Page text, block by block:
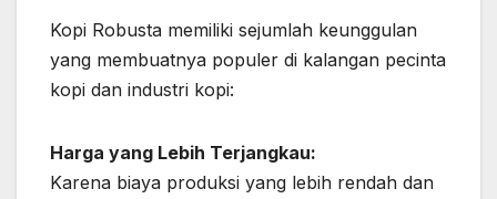
Kopi Robusta memiliki sejumlah keunggulan
yang membuatnya populer di kalangan pecinta
kopi dan industri kopi:
Harga yang Lebih Terjangkau:
Karena biaya produksi yang lebih rendah dan